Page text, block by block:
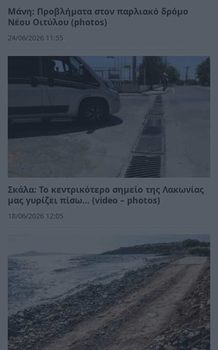
Μάνη: Προβλήματα στον παρλιακό δρόμο
Νέου Οιτύλου (photos)
24/06/2026 11:55
Σκάλα: Το κεντρικότερο σημείο της Λακωνίας
μας γυρίζει πίσω… (video – photos)
18/06/2026 12:05